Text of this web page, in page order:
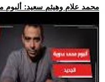
.. محمد علام وهيثم سعيد: ألبوم